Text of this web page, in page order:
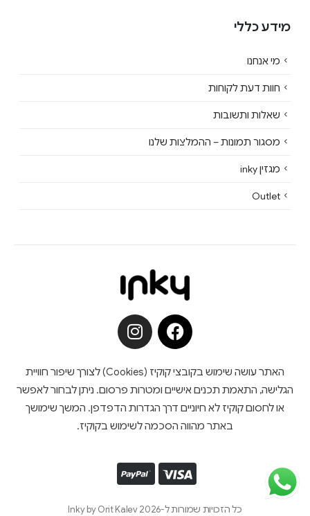
מידע כללי
מי אנחנו
חוות דעת לקוחות
שאלות ותשובות
מסגור תמונות – ההמלצות שלנו
מגזין inky
Outlet
האתר עושה שימוש בקובצי קוקיז (Cookies) לצורך שיפור חוויית
הגלישה, התאמת תכנים אישיים ומטרות פרסום. ניתן לבחור לאפשר
או לחסום קוקיז לא חיוניים דרך הגדרות הדפדפן. המשך שימושך
באתר מהווה הסכמה לשימוש בקוקיז.
כל הזכויות שמורות ל-Inky by Orit Kalev 2026